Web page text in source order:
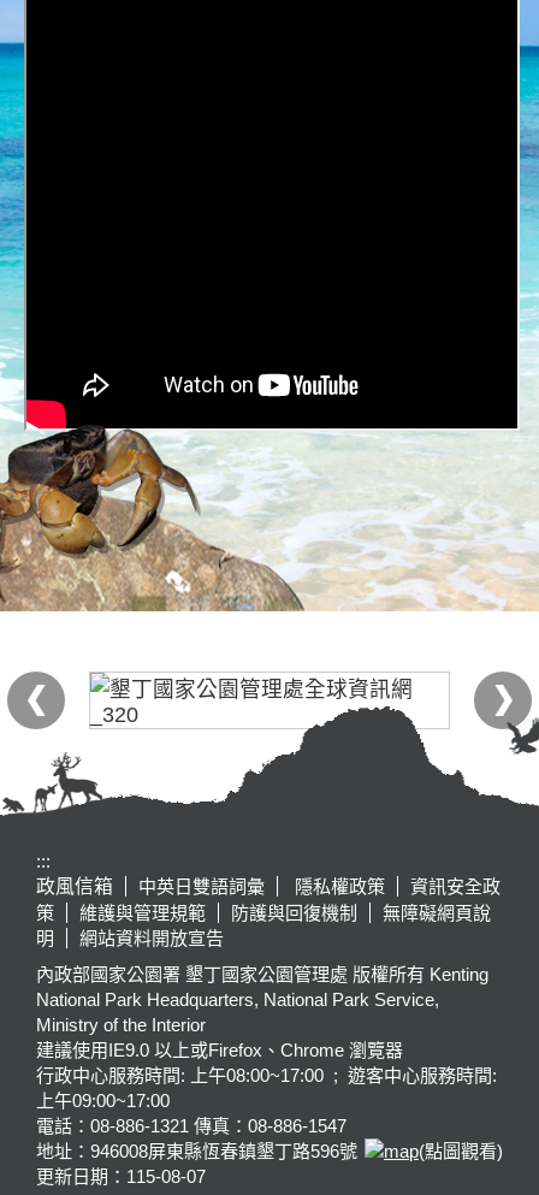
:::
政風信箱
中英日雙語詞彙 隱私權政策
資訊安全政
策
維護與管理規範 防護與回復機制
無障礙網頁說
明
網站資料開放宣告
內政部國家公園署 墾丁國家公園管理處 版權所有 Kenting
National Park Headquarters, National Park Service,
Ministry of the Interior
建議使用IE9.0 以上或Firefox、Chrome 瀏覽器
行政中心服務時間: 上午08:00~17:00 ; 遊客中心服務時間:
上午09:00~17:00
電話：08-886-1321 傳真：08-886-1547
地址：946008屏東縣恆春鎮墾丁路596號
(點圖觀看)
更新日期： 115-08-07